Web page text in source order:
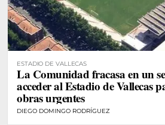
ESTADIO DE VALLECAS
La Comunidad fracasa en un
acceder al Estadio de Vallecas
obras urgentes
DIEGO DOMINGO RODRÍGUEZ